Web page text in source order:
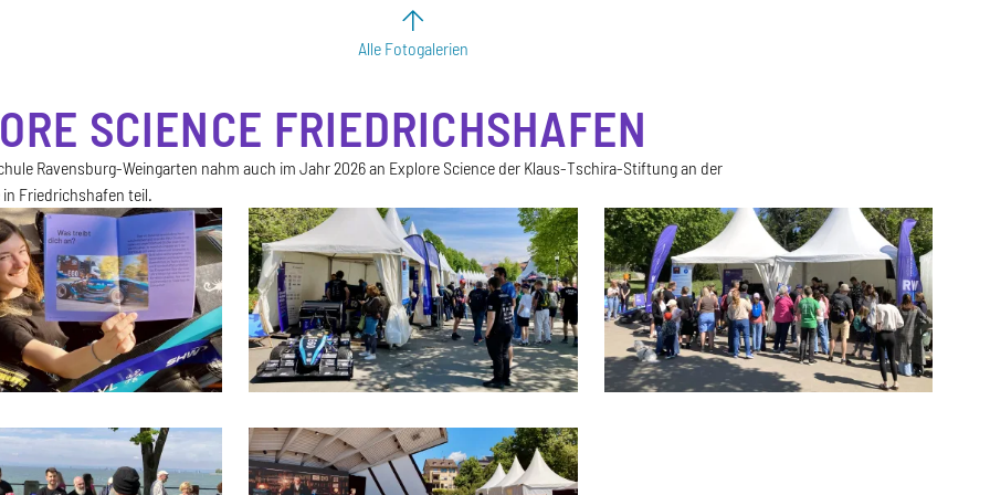
Alle Fotogalerien
SCIENCE FRIEDRICHSHAFEN
Ravensburg-Weingarten nahm auch im Jahr 2026 an Explore Science der Klaus-Tschira-Stiftung an der
Friedrichshafen teil.